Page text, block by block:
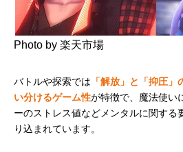
Photo by 楽天市場
バトルや探索では 「解放」と「抑圧
い分けるゲーム性が特徴で、魔法使い
ーのストレス値などメンタルに関する
り込まれています。